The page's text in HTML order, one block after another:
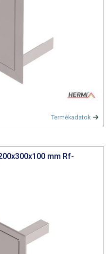
Termékadatok
mm Rf-